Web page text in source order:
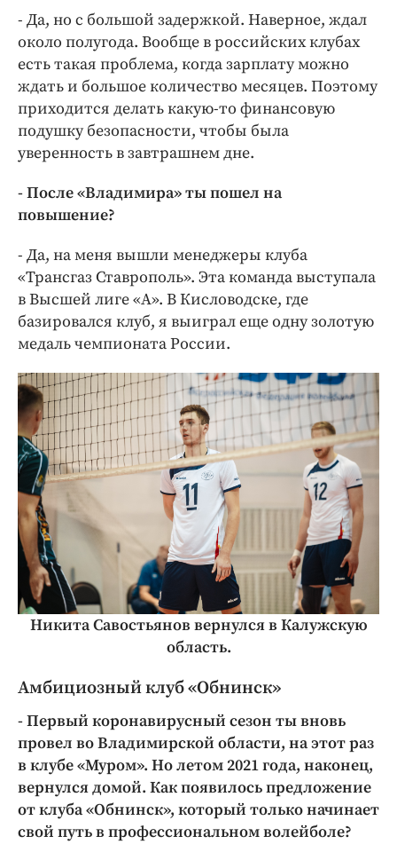
- Да, но с большой задержкой. Наверное, ждал
около полугода. Вообще в российских клубах
есть такая проблема, когда зарплату можно
ждать и большое количество месяцев. Поэтому
приходится делать какую-то финансовую
подушку безопасности, чтобы была
уверенность в завтрашнем дне.
- После «Владимира» ты пошел на
повышение?
- Да, на меня вышли менеджеры клуба
«Трансгаз Ставрополь». Эта команда выступала
в Высшей лиге «А». В Кисловодске, где
базировался клуб, я выиграл еще одну золотую
медаль чемпионата России.
Никита Савостьянов вернулся в Калужскую
область.
Амбициозный клуб «Обнинск»
- Первый коронавирусный сезон ты вновь
провел во Владимирской области, на этот раз
в клубе «Муром». Но летом 2021 года, наконец,
вернулся домой. Как появилось предложение
от клуба «Обнинск», который только начинает
свой путь в профессиональном волейболе?